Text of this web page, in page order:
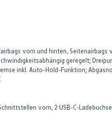
vorn und hinten,
geregelt;
inkl. Auto-Hold-Funktion;
vorn, 2 USB-C-